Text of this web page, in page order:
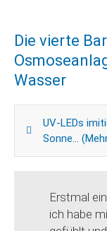
Die vierte
Wasser
UV-LEDs
Sonne...
Erstmal
ich habe